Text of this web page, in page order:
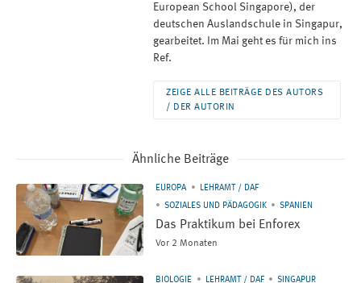
European School Singapore), der
deutschen Auslandschule in Singapur,
gearbeitet. Im Mai geht es für mich ins
Ref.
ZEIGE ALLE BEITRÄGE DES AUTORS
/ DER AUTORIN
Ähnliche Beiträge
EUROPA
LEHRAMT / DAF
SOZIALES UND PÄDAGOGIK
SPANIEN
Das Praktikum bei Enforex
Vor 2 Monaten
BIOLOGIE LEHRAMT / DAF
SINGAPUR